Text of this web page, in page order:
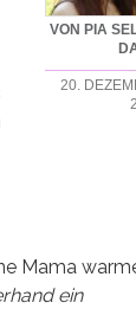
VON PIA
20.
Mama
ein